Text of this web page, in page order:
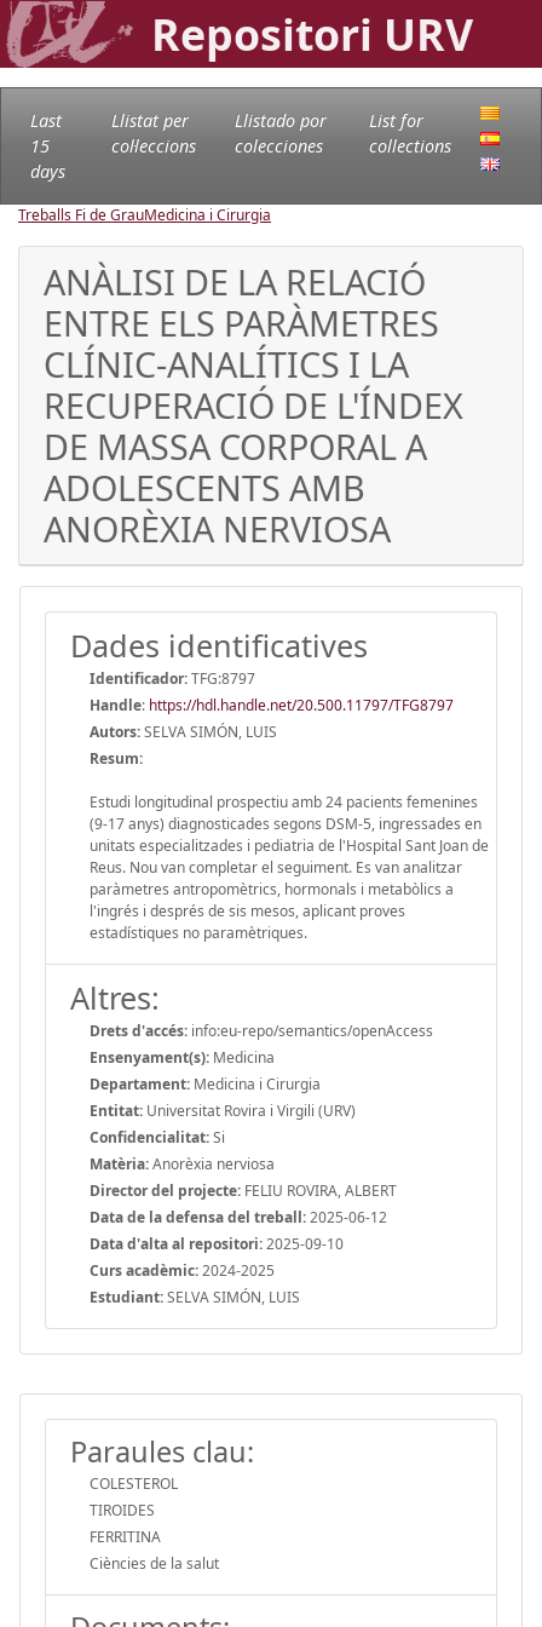
Repositori URV
Last
15
days
Llistat per
col·leccions
Llistado por
colecciones
List for
collections
Treballs Fi de GrauMedicina i Cirurgia
ANÀLISI DE LA RELACIÓ
ENTRE ELS PARÀMETRES
CLÍNIC-ANALÍTICS I LA
RECUPERACIÓ DE L'ÍNDEX
DE MASSA CORPORAL A
ADOLESCENTS AMB
ANORÈXIA NERVIOSA
Dades identificatives
Identificador:TFG:8797
Handle: https://hdl.handle.net/20.500.11797/TFG8797
Autors:SELVA SIMÓN, LUIS
Resum:
Estudi longitudinal prospectiu amb 24 pacients femenines
(9-17 anys) diagnosticades segons DSM-5, ingressades en
unitats especialitzades i pediatria de l'Hospital Sant Joan de
Reus. Nou van completar el seguiment. Es van analitzar
paràmetres antropomètrics, hormonals i metabòlics a
l'ingrés i després de sis mesos, aplicant proves
estadístiques no paramètriques.
Altres:
Drets d'accés: info:eu-repo/semantics/openAccess
Ensenyament(s): Medicina
Departament: Medicina i Cirurgia
Entitat: Universitat Rovira i Virgili (URV)
Confidencialitat:Si
Matèria:Anorèxia nerviosa
Director del projecte: FELIU ROVIRA, ALBERT
Data de la defensa del treball:2025-06-12
Data d'alta al repositori:2025-09-10
Curs acadèmic:2024-2025
Estudiant:SELVA SIMÓN, LUIS
Paraules clau:
COLESTEROL
TIROIDES
FERRITINA
Ciències de la salut